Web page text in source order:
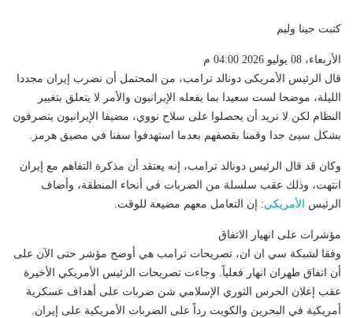
كتبت جينا وليم
الأربعاء، 08 يوليو 2026 04:00 م
قال الرئيس الأمريكى دونالد ترامب، من المحتمل أن نضرب إيران مجددا
الليلة، موضحا لست سعيدا بما يفعله الإيرانيون والأمر لا يتعلق بتغيير
النظام لكن لا نريد أن يحصلوا على سلاح نووي، مضيفا الإيرانيون يتصرفون
بشكل سيئ جدا وقمنا بقصفهم بعدما استهدفوا سفنا في مضيق هرمز.
وكان قد قال الرئيس دونالد ترامب، إنه يعتقد أن مذكرة التفاهم مع إيران
انتهت، وذلك عقب سلسلة من الضربات في أنحاء المنطقة، وأضاف
الرئيس
الأمريكي: إن التعامل معهم مضيعة للوقت.
مؤشرات على انهيار الاتفاق
وفقا لشبكة سي ان ان، تصريحات ترامب هي أوضح مؤشر حتى الآن على
أن اتفاق طهران انهار فعلياً. وجاءت تصريحات الرئيس الأمريكي الأخيرة
عقب إعلان الحرس الثوري الإسلامي شن ضربات على أهداف عسكرية
أمريكية في البحرين والكويت رداً على الضربات الأمريكية على إيران.